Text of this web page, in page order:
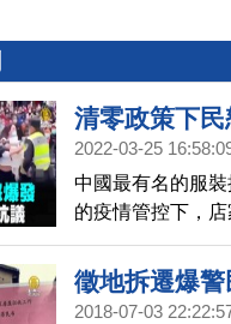
清零政策下
2022-03-25
中國最有名的服
的疫情管控下，
法，而有商戶遭
徵地拆遷爆
2018-07-03